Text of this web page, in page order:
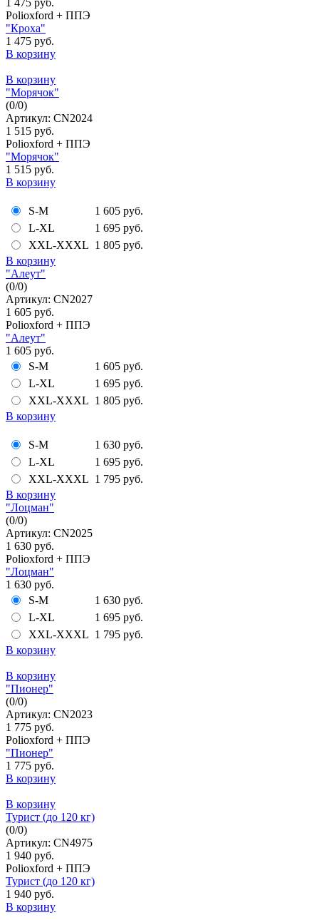
1 475 руб.
Polioxford + ППЭ
"Кроха"
1 475 руб.
В корзину
В корзину
"Морячок"
(0/0)
Артикул: CN2024
1 515 руб.
Polioxford + ППЭ
"Морячок"
1 515 руб.
В корзину
S-M
1 605 руб.
L-XL
1 695 руб.
XXL-XXXL 1 805 руб.
В корзину
"Алеут"
(0/0)
Артикул: CN2027
1 605 руб.
Polioxford + ППЭ
"Алеут"
1 605 руб.
S-M
1 605 руб.
L-XL
1 695 руб.
XXL-XXXL 1 805 руб.
В корзину
S-M
1 630 руб.
L-XL
1 695 руб.
XXL-XXXL 1 795 руб.
В корзину
"Лоцман"
(0/0)
Артикул: CN2025
1 630 руб.
Polioxford + ППЭ
"Лоцман"
1 630 руб.
S-M
1 630 руб.
L-XL
1 695 руб.
XXL-XXXL 1 795 руб.
В корзину
В корзину
"Пионер"
(0/0)
Артикул: CN2023
1 775 руб.
Polioxford + ППЭ
"Пионер"
1 775 руб.
В корзину
В корзину
Турист (до 120 кг)
(0/0)
Артикул: CN4975
1 940 руб.
Polioxford + ППЭ
Турист (до 120 кг)
1 940 руб.
В корзину